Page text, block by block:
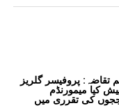
تقاضہ: پروفیسر گلریز
کیا میمورنڈم
ججوں کی تقرری میں